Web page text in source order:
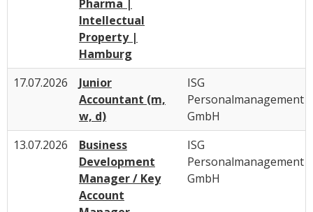
Pharma |
Intellectual
Property |
Hamburg
17.07.2026
Junior
Accountant (m,
w, d)
ISG
Personalmanagement
GmbH
13.07.2026
Business
Development
Manager / Key
Account
ISG
Personalmanagement
GmbH